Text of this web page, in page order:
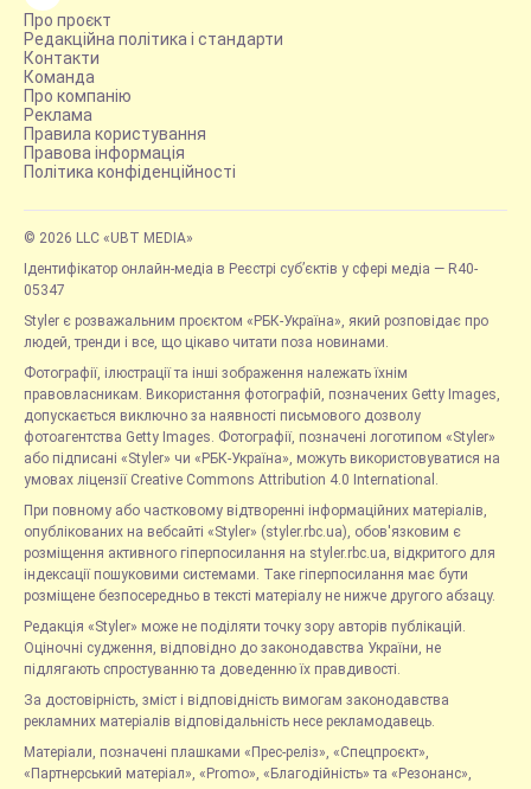
Про проєкт
Редакційна політика і стандарти
Контакти
Команда
Про компанію
Реклама
Правила користування
Правова інформація
Політика конфіденційності
© 2026 LLC «UBT MEDIA»
Ідентифікатор онлайн-медіа в Реєстрі суб’єктів у сфері медіа — R40-
05347
Styler є розважальним проєктом «РБК-Україна», який розповідає про
людей, тренди і все, що цікаво читати поза новинами.
Фотографії, ілюстрації та інші зображення належать їхнім
правовласникам. Використання фотографій, позначених Getty Images,
допускається виключно за наявності письмового дозволу
фотоагентства Getty Images. Фотографії, позначені логотипом «Styler»
або підписані «Styler» чи «РБК-Україна», можуть використовуватися на
умовах ліцензії Creative Commons Attribution 4.0 International.
При повному або частковому відтворенні інформаційних матеріалів,
опублікованих на вебсайті «Styler» (styler.rbc.ua), обов'язковим є
розміщення активного гіперпосилання на styler.rbc.ua, відкритого для
індексації пошуковими системами. Таке гіперпосилання має бути
розміщене безпосередньо в тексті матеріалу не нижче другого абзацу.
Редакція «Styler» може не поділяти точку зору авторів публікацій.
Оціночні судження, відповідно до законодавства України, не
підлягають спростуванню та доведенню їх правдивості.
За достовірність, зміст і відповідність вимогам законодавства
рекламних матеріалів відповідальність несе рекламодавець.
Матеріали, позначені плашками «Прес-реліз», «Спецпроєкт»,
«Партнерський матеріал», «Promo», «Благодійність» та «Резонанс»,